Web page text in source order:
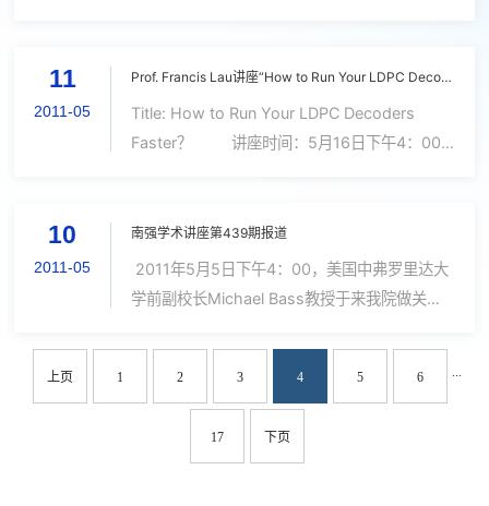
Department of Computer Science &
Engineeri...
11
2011-05
Prof. Francis Lau讲座“How to Run Your LDPC Decoders Faster?”
Title: How to Run Your LDPC Decoders
Faster？ 讲座时间：5月16日下午4：00
Electronic and Information Engin...
10
2011-05
南强学术讲座第439期报道
2011年5月5日下午4：00，美国中弗罗里达大
学前副校长Michael Bass教授于来我院做关于
际著名激光专家，美国中弗罗里达大学前...
上页 1 2 3 4 5 6 ...
17 下页